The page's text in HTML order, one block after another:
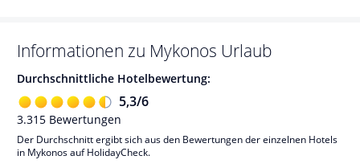
Informationen zu Mykonos Urlaub
Durchschnittliche Hotelbewertung:
5,3/6
3.315 Bewertungen
Der Durchschnitt ergibt sich aus den Bewertungen der einzelnen Hotels
in Mykonos auf HolidayCheck.